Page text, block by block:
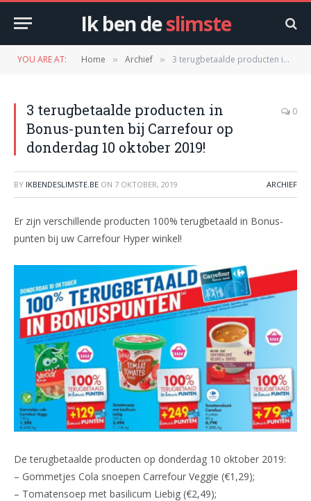
Ik ben deslimste
YOU ARE AT: Home » Archief » 3 terugbetaalde producten in Bonus-punten bij Carrefour op donderdag 10 oktober 2019!
3 terugbetaalde producten in
Bonus-punten bij Carrefour op
donderdag 10 oktober 2019!
0
BY IKBENDESLIMSTE.BE ON 7 OKTOBER, 2019 ARCHIEF
Er zijn verschillende producten 100% terugbetaald in Bonus-
punten bij uw Carrefour Hyper winkel!
De terugbetaalde producten op donderdag 10 oktober 2019:
– Gommetjes Cola snoepen Carrefour Veggie (€1,29);
– Tomatensoep met basilicum Liebig (€2,49);